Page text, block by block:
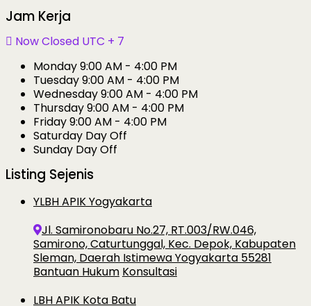
Jam Kerja
Now Closed UTC + 7
Monday9:00 AM - 4:00 PM
Tuesday9:00 AM - 4:00 PM
Wednesday9:00 AM - 4:00 PM
Thursday9:00 AM - 4:00 PM
Friday9:00 AM - 4:00 PM
Saturday Day Off
Sunday Day Off
Listing Sejenis
YLBH APIK Yogyakarta
Jl. Samironobaru No.27, RT.003/RW.046,
Samirono, Caturtunggal, Kec. Depok, Kabupaten
Sleman, Daerah Istimewa Yogyakarta 55281
Bantuan Hukum Konsultasi
LBH APIK Kota Batu